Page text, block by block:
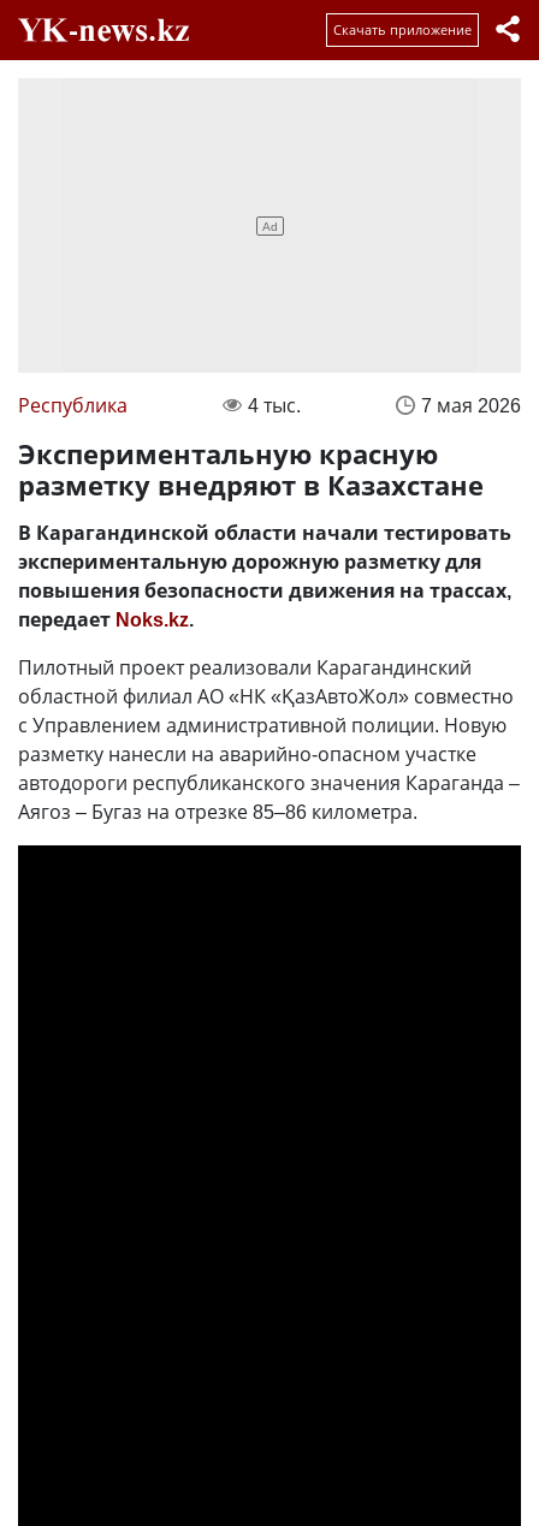
Скачать приложение
Республика 4 тыс. 7 мая 2026
Экспериментальную красную
разметку внедряют в Казахстане
В Карагандинской области начали тестировать
экспериментальную дорожную разметку для
повышения безопасности движения на трассах,
передает Noks.kz.
Пилотный проект реализовали Карагандинский
областной филиал АО «НК «ҚазАвтоЖол» совместно
с Управлением административной полиции. Новую
разметку нанесли на аварийно-опасном участке
автодороги республиканского значения Караганда –
Аягоз – Бугаз на отрезке 85–86 километра.